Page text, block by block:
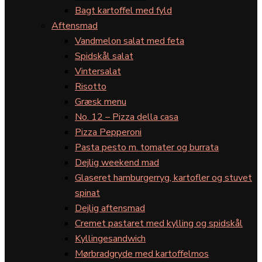
Bagt kartoffel med fyld
Aftensmad
Vandmelon salat med feta
Spidskål salat
Vintersalat
Risotto
Græsk menu
No. 12 – Pizza della casa
Pizza Pepperoni
Pasta pesto m. tomater og burrata
Dejlig weekend mad
Glaseret hamburgerryg, kartofler og stuvet
spinat
Dejlig aftensmad
Cremet pastaret med kylling og spidskål
Kyllingesandwich
Mørbradgryde med kartoffelmos